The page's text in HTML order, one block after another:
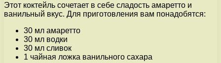
Этот коктейль сочетает в себе сладость амаретто и
ванильный вкус. Для приготовления вам понадобятся:
30 мл амаретто
30 мл водки
30 мл сливок
1 чайная ложка ванильного сахара